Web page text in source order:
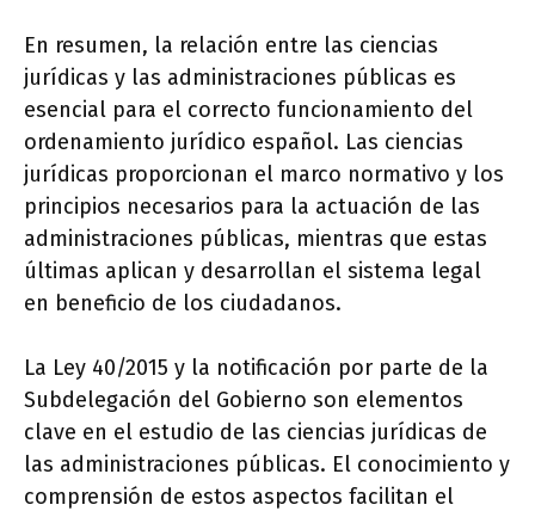
En resumen, la relación entre las ciencias
jurídicas y las administraciones públicas es
esencial para el correcto funcionamiento del
ordenamiento jurídico español. Las ciencias
jurídicas proporcionan el marco normativo y los
principios necesarios para la actuación de las
administraciones públicas, mientras que estas
últimas aplican y desarrollan el sistema legal
en beneficio de los ciudadanos.
La Ley 40/2015 y la notificación por parte de la
Subdelegación del Gobierno son elementos
clave en el estudio de las ciencias jurídicas de
las administraciones públicas. El conocimiento y
comprensión de estos aspectos facilitan el